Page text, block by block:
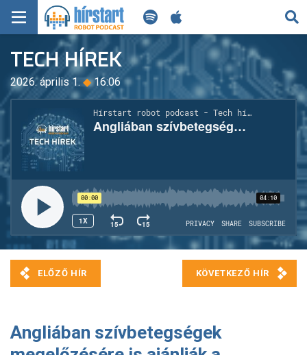
KERESÉS
KEZDŐLAP
FRISS HÍREK
TECH HÍREK
FILM-ZENE-SZÓRAKOZÁS
PLAYLIST
MI AZ A ROBOT PODCAST?
TECH HÍREK
2026. április 1. ◆16:06
Angliában szívbetegségek